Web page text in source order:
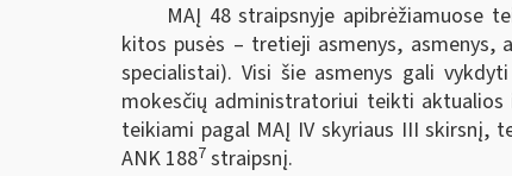
MAĮ 48 straipsnyje apibrėžiamuose
kitos pusės – tretieji asmenys,
specialistai). Visi šie asmenys gali
mokesčių administratoriui teikti
teikiami pagal MAĮ IV skyriaus III skirsnį,
ANK 1887 straipsnį.